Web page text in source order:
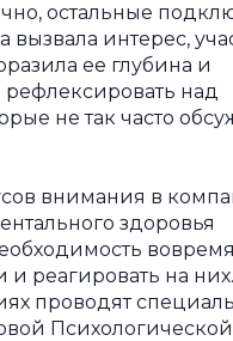
остальные
вызвала интерес,
ее глубина и
над
не так часто
внимания в
здоровья
вовремя
и реагировать на
проводят